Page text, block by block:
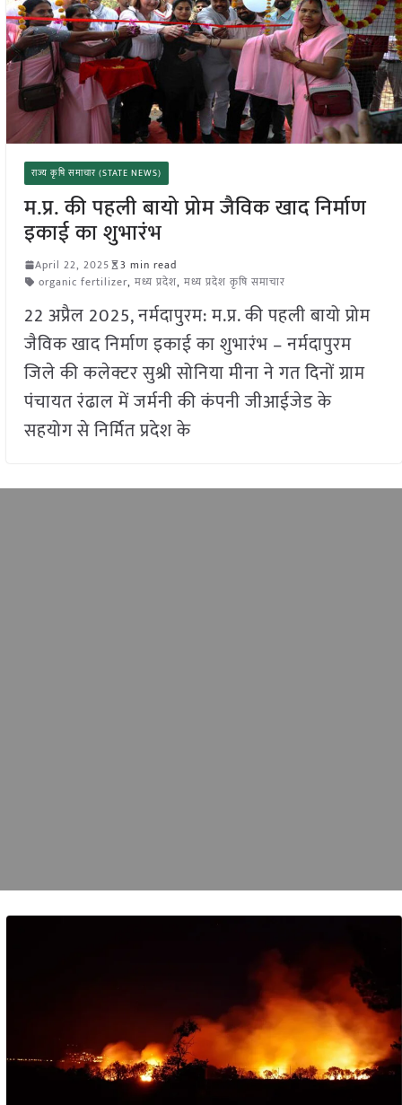
राज्य कृषि समाचार (STATE NEWS)
म.प्र. की पहली बायो प्रोम जैविक खाद निर्माण
इकाई का शुभारंभ
April 22, 2025
3 min read
organic fertilizer, मध्य प्रदेश, मध्य प्रदेश कृषि समाचार
22 अप्रैल 2025, नर्मदापुरम: म.प्र. की पहली बायो प्रोम
जैविक खाद निर्माण इकाई का शुभारंभ – नर्मदापुरम
जिले की कलेक्टर सुश्री सोनिया मीना ने गत दिनों ग्राम
पंचायत रंढाल में जर्मनी की कंपनी जीआईजेड के
सहयोग से निर्मित प्रदेश के